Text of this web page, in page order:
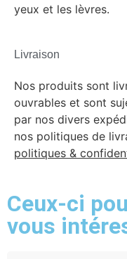
yeux et les lèvres.
Livraison
Nos produits sont
ouvrables et sont
par nos divers
nos politiques de
politiques &
Ceux-ci
vous